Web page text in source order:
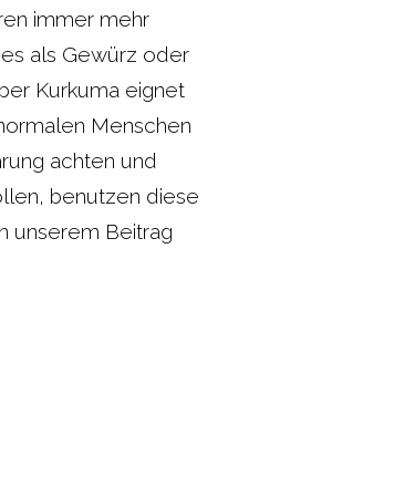
immer mehr
als Gewürz oder
Kurkuma eignet
Menschen
achten und
benutzen diese
unserem Beitrag